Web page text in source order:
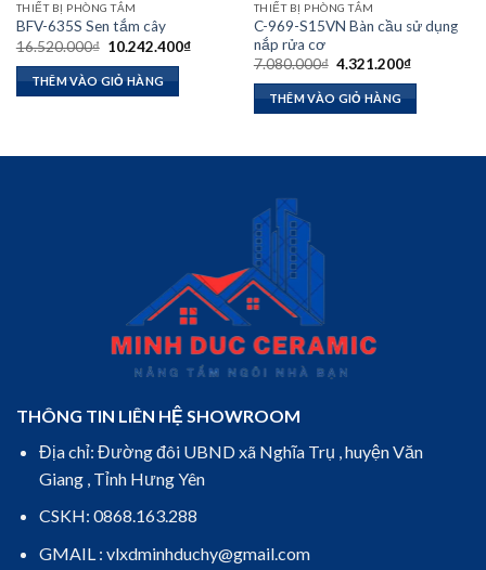
THIẾT BỊ PHÒNG TẮM
BFV-635S Sen tắm cây
16.520.000₫ Giá
là:
16.520.000₫.
10.242.400₫Giá
10.242.400₫.
THÊM VÀO GIỎ HÀNG
THIẾT BỊ PHÒNG TẮM
C-969-S15VN Bàn cầu sử dụng
nắp rửa cơ
7.080.000₫ Giá
là:
7.080.000₫.
4.321.200₫Giá
THÊM VÀO GIỎ HÀNG
THÔNG TIN LIÊN HỆ SHOWROOM
Địa chỉ: Đường đôi UBND xã Nghĩa Trụ , huyện Văn
Giang , Tỉnh Hưng Yên
CSKH: 0868.163.288
GMAIL : vlxdminhduchy@gmail.com